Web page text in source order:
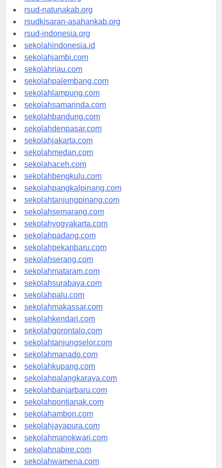
rsud-ntbprov.org
rsud-natunakab.org
rsudkisaran-asahankab.org
rsud-indonesia.org
sekolahindonesia.id
sekolahjambi.com
sekolahriau.com
sekolahpalembang.com
sekolahlampung.com
sekolahsamarinda.com
sekolahbandung.com
sekolahdenpasar.com
sekolahjakarta.com
sekolahmedan.com
sekolahaceh.com
sekolahbengkulu.com
sekolahpangkalpinang.com
sekolahtanjungpinang.com
sekolahsemarang.com
sekolahyogyakarta.com
sekolahpadang.com
sekolahpekanbaru.com
sekolahserang.com
sekolahmataram.com
sekolahsurabaya.com
sekolahpalu.com
sekolahmakassar.com
sekolahkendari.com
sekolahgorontalo.com
sekolahtanjungselor.com
sekolahmanado.com
sekolahkupang.com
sekolahpalangkaraya.com
sekolahbanjarbaru.com
sekolahpontianak.com
sekolahambon.com
sekolahjayapura.com
sekolahmanokwari.com
sekolahnabire.com